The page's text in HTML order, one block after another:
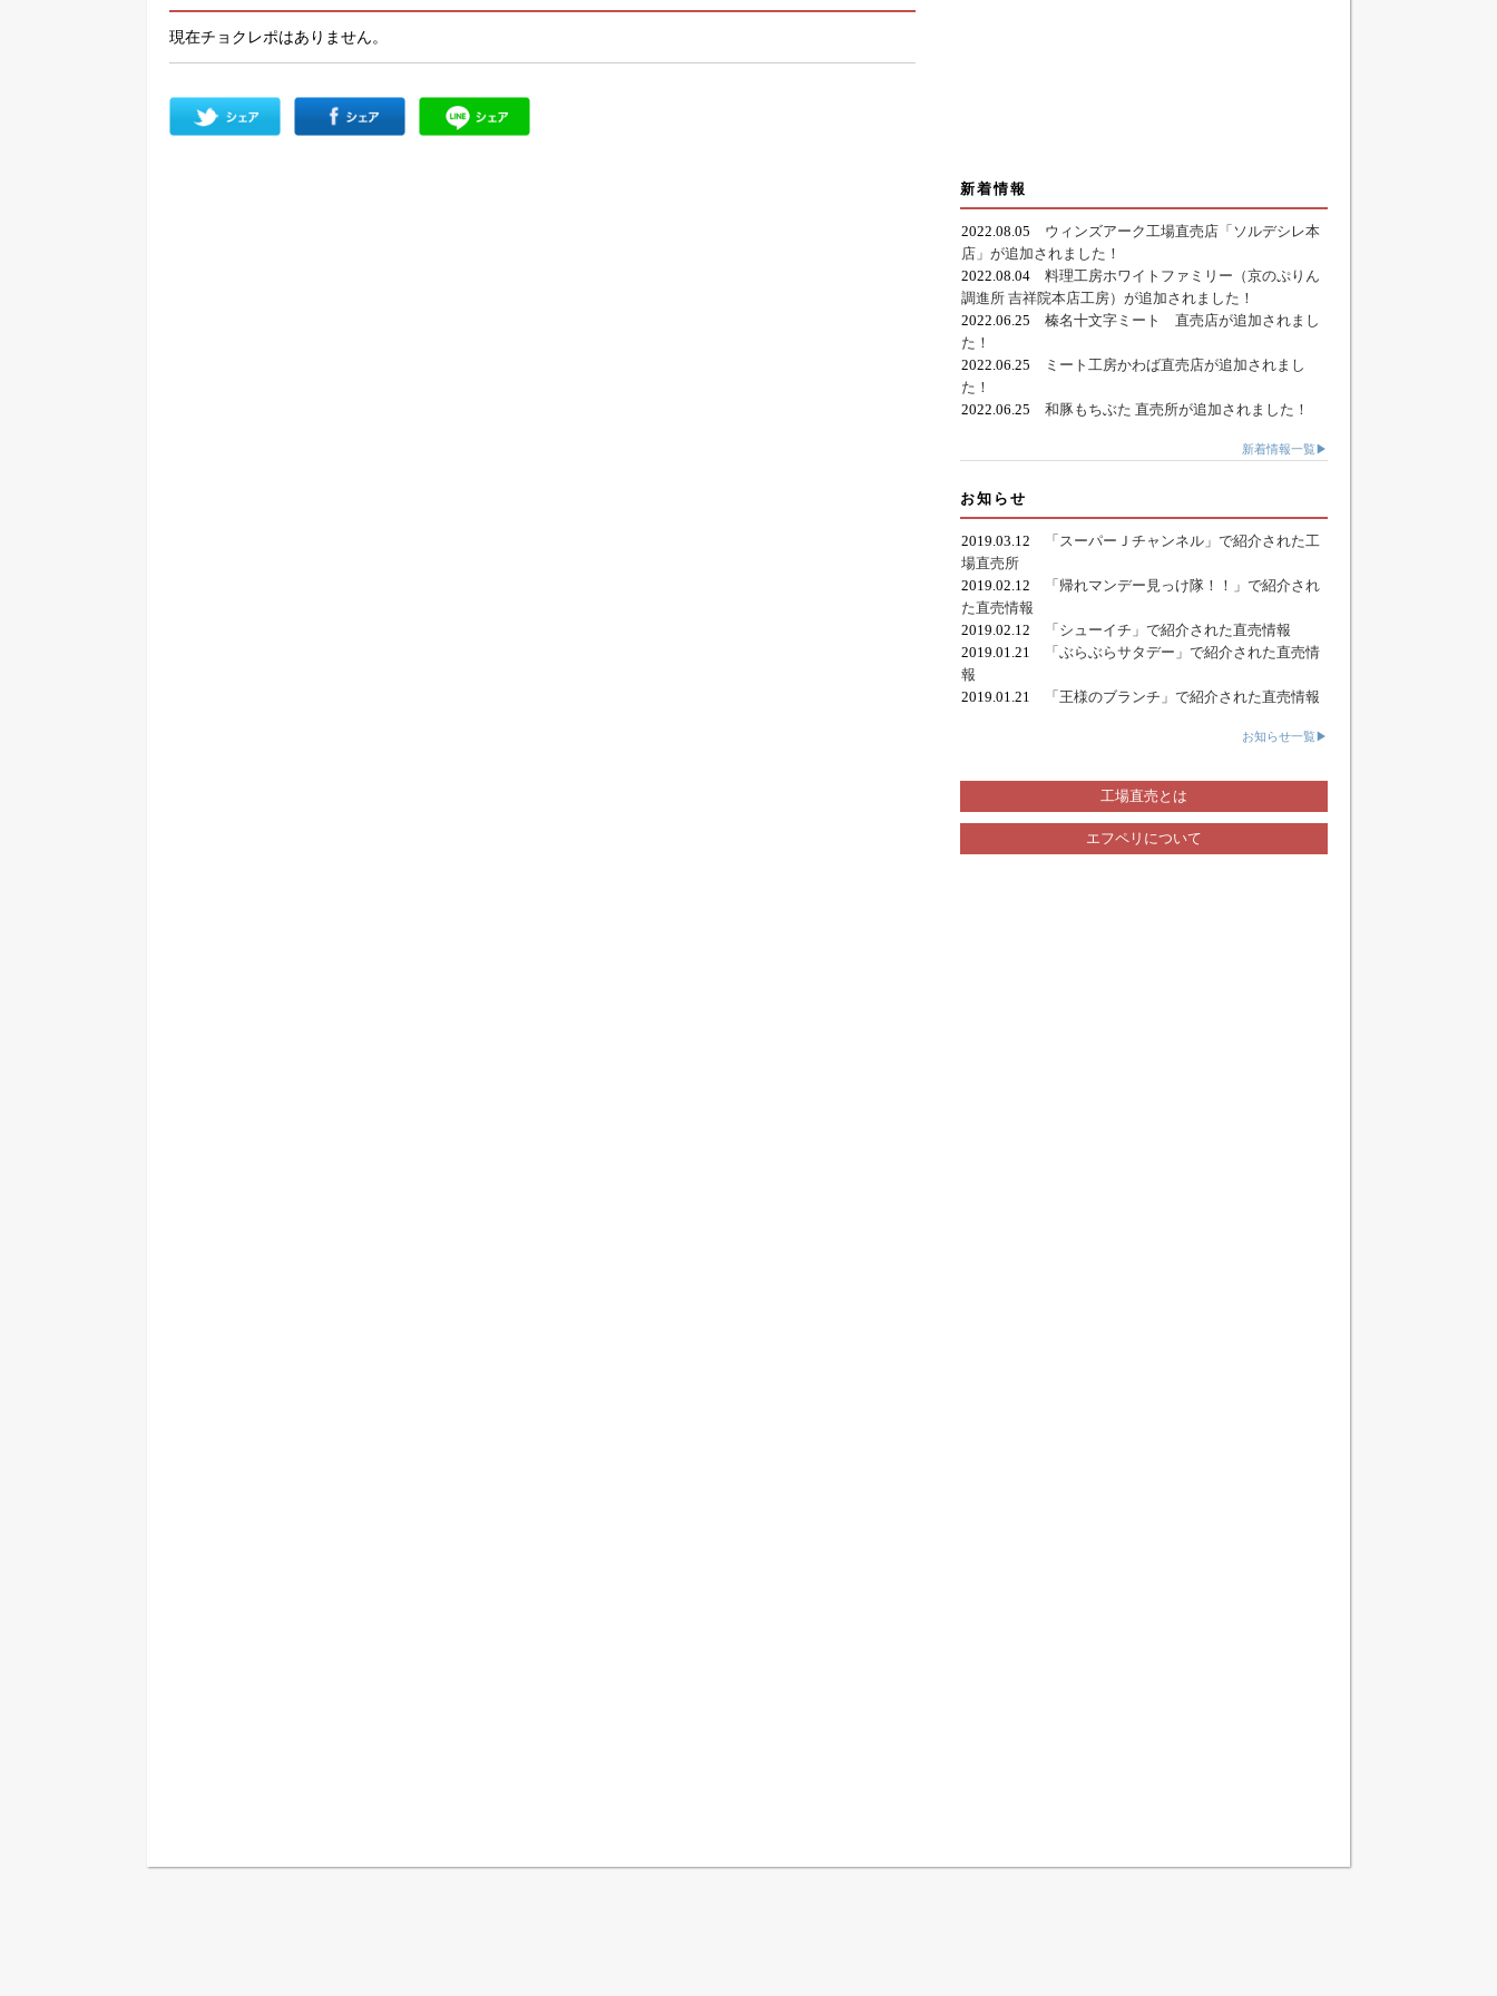
現在チョクレポはありません。
新着情報
2022.08.05 ウィンズアーク工場直売店「ソルデシレ本
店」が追加されました！
2022.08.04 料理工房ホワイトファミリー（京のぷりん
調進所 吉祥院本店工房）が追加されました！
2022.06.25 榛名十文字ミート 直売店が追加されまし
た！
2022.06.25
ミート工房かわば直売店が追加されまし
た！
2022.06.25 和豚もちぶた 直売所が追加されました！
新着情報一覧▶
お知らせ
2019.03.12
「スーパーＪチャンネル」で紹介された工
場直売所
2019.02.12
「帰れマンデー見っけ隊！！」で紹介され
た直売情報
2019.02.12
「シューイチ」で紹介された直売情報
2019.01.21
「ぶらぶらサタデー」で紹介された直売情
報
2019.01.21
「王様のブランチ」で紹介された直売情報
お知らせ一覧▶
工場直売とは
エフペリについて